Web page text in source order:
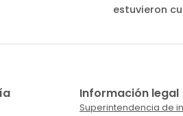
estuvieron
Información legal
Superintendencia de